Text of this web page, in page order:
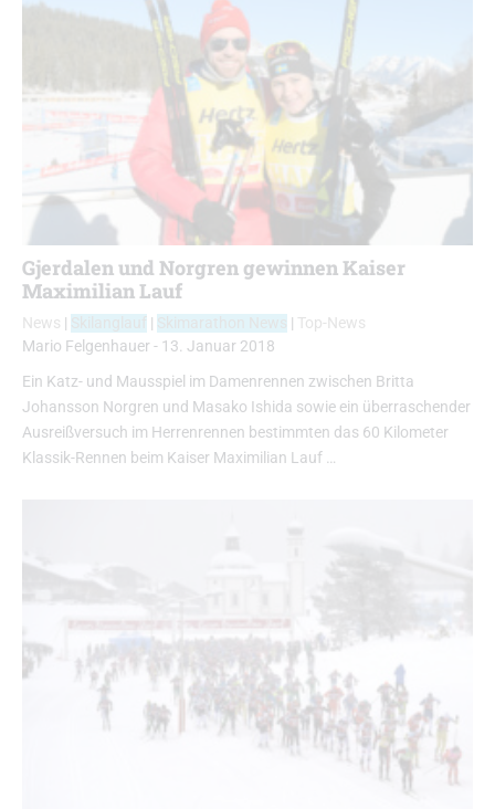
Gjerdalen und Norgren gewinnen Kaiser
Maximilian Lauf
News
Top-News
Mario Felgenhauer - 13. Januar 2018
Ein Katz- und Mausspiel im Damenrennen zwischen Britta
Johansson Norgren und Masako Ishida sowie ein überraschender
Ausreißversuch im Herrenrennen bestimmten das 60 Kilometer
Klassik-Rennen beim Kaiser Maximilian Lauf …